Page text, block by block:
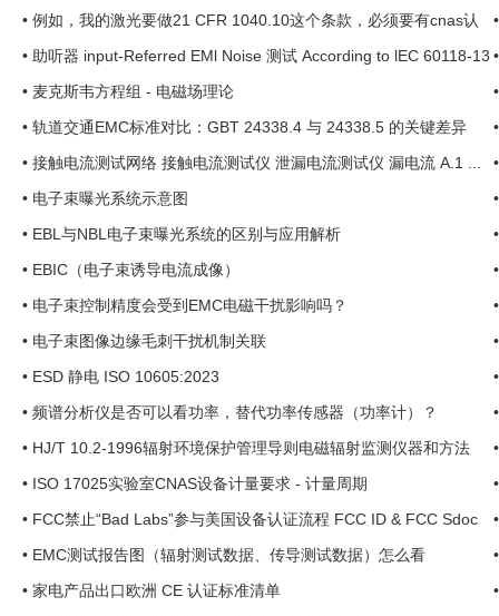
• 例如，我的激光要做21 CFR 1040.10这个条款，必须要有cnas认
可，才能出这个报告吗？ ...
• 助听器 input-Referred EMl Noise 测试 According to lEC 60118-13
Ed. 4.0 *inp
• 麦克斯韦方程组 - 电磁场理论
• 轨道交通EMC标准对比：GBT 24338.4 与 24338.5 的关键差异
• 接触电流测试网络 接触电流测试仪 泄漏电流测试仪 漏电流 A.1 ...
• 电子束曝光系统示意图
• EBL与NBL电子束曝光系统的区别与应用解析
• EBIC（电子束诱导电流成像）
• 电子束控制精度会受到EMC电磁干扰影响吗？
• 电子束图像边缘毛刺干扰机制关联
• ESD 静电 ISO 10605:2023
• 频谱分析仪是否可以看功率，替代功率传感器（功率计）？
• HJ/T 10.2-1996辐射环境保护管理导则电磁辐射监测仪器和方法
• ISO 17025实验室CNAS设备计量要求 - 计量周期
• FCC禁止“Bad Labs”参与美国设备认证流程 FCC ID & FCC Sdoc
• EMC测试报告图（辐射测试数据、传导测试数据）怎么看
• 家电产品出口欧洲 CE 认证标准清单